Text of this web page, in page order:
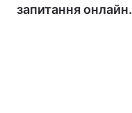
запитання онлайн.